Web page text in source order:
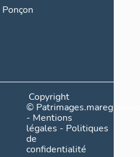
Ponçon
Copyright
©
- Mentions
légales - Politiques
de
confidentialité